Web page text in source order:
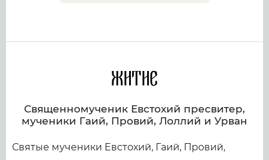
Житие
Священномученик Евстохий пресвитер,
мученики Гаий, Провий, Лоллий и Урван
Святые мученики Евстохий, Гаий, Провий,